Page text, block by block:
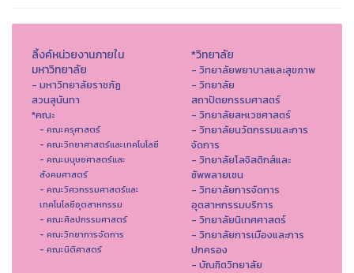
ลิ้งค์หน่วยงานภายใน
มหาวิทยาลัย
- มหาวิทยาลัยราชภัฏ
สวนสุนันทา
*คณะ
- คณะครุศาสตร์
- คณะวิทยาศาสตร์และเทคโนโลยี
- คณะมนุษยศาสตร์และ
สังคมศาสตร์
- คณะวิศวกรรมศาสตร์และ
เทคโนโลยีอุตสาหกรรม
- คณะศิลปกรรมศาสตร์
- คณะวิทยาการจัดการ
- คณะนิติศาสตร์
*วิทยาลัย
- วิทยาลัยพยาบาลและสุขภาพ
- วิทยาลัย
สถาปัตยกรรมศาสตร์
- วิทยาลัยสหเวชศาสตร์
- วิทยาลัยนวัตกรรมและการ
จัดการ
- วิทยาลัยโลจิสติกส์และ
ซัพพลายเชน
- วิทยาลัยการจัดการ
อุตสาหกรรมบริการ
- วิทยาลัยนิเทศศาสตร์
- วิทยาลัยการเมืองและการ
ปกครอง
- บัณฑิตวิทยาลัย